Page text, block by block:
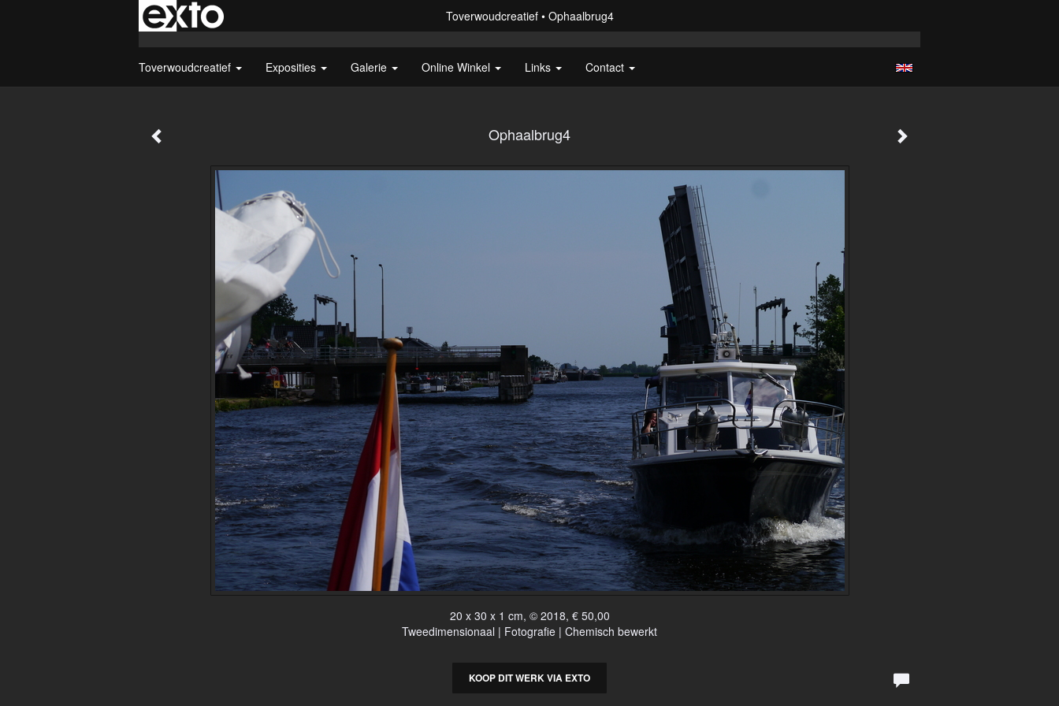
Toverwoudcreatief Ophaalbrug4
Toverwoudcreatief Exposities Galerie Online Winkel Links Contact
Ophaalbrug4
20 x 30 x 1 cm, © 2018, € 50,00
Tweedimensionaal | Fotografie | Chemisch bewerkt
KOOP DIT WERK VIA EXTO